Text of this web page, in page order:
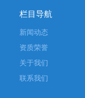
栏目导航
新闻动态
资质荣誉
关于我们
联系我们